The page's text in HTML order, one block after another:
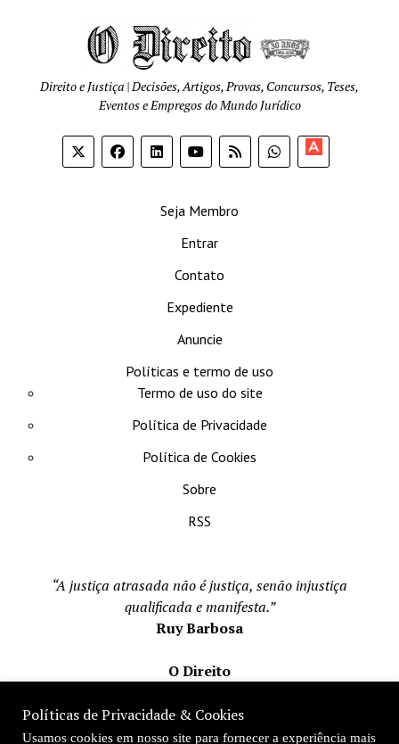
Direito e Justiça | Decisões, Artigos, Provas, Concursos, Teses,
Eventos e Empregos do Mundo Jurídico
Seja Membro
Entrar
Contato
Expediente
Anuncie
Políticas e termo de uso
Termo de uso do site
Política de Privacidade
Política de Cookies
Sobre
RSS
“A justiça atrasada não é justiça, senão injustiça
qualificada e manifesta.”
Ruy Barbosa
O Direito
Mateus Matos
Políticas de Privacidade & Cookies
Usamos cookies em nosso site para fornecer a experiência mais